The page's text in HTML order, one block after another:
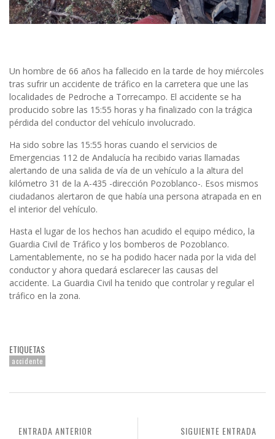
Un hombre de 66 años ha fallecido en la tarde de hoy miércoles
tras sufrir un accidente de tráfico en la carretera que une las
localidades de Pedroche a Torrecampo. El accidente se ha
producido sobre las 15:55 horas y ha finalizado con la trágica
pérdida del conductor del vehículo involucrado.
Ha sido sobre las 15:55 horas cuando el servicios de
Emergencias 112 de Andalucía ha recibido varias llamadas
alertando de una salida de vía de un vehículo a la altura del
kilómetro 31 de la A-435 -dirección Pozoblanco-. Esos mismos
ciudadanos alertaron de que había una persona atrapada en en
el interior del vehículo.
Hasta el lugar de los hechos han acudido el equipo médico, la
Guardia Civil de Tráfico y los bomberos de Pozoblanco.
Lamentablemente, no se ha podido hacer nada por la vida del
conductor y ahora quedará esclarecer las causas del
accidente. La Guardia Civil ha tenido que controlar y regular el
tráfico en la zona.
ETIQUETAS
accidente
SIGUIENTE ENTRADA
ENTRADA ANTERIOR